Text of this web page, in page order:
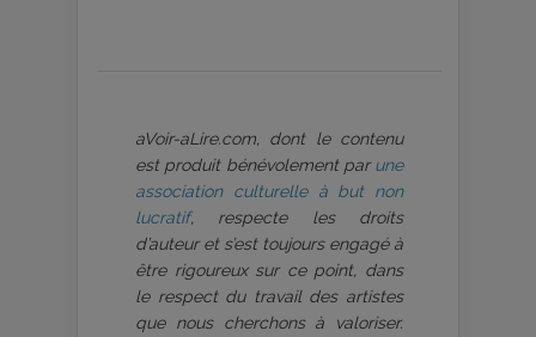
aVoir-aLire.com, dont le contenu
est produit bénévolement par une
association culturelle à but non
lucratif, respecte les droits
d’auteur et s’est toujours engagé à
être rigoureux sur ce point, dans
le respect du travail des artistes
que nous cherchons à valoriser.